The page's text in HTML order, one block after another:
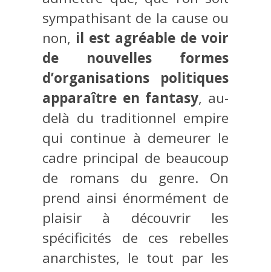
sympathisant de la cause ou
non, il est agréable de voir
de nouvelles formes
d’organisations politiques
apparaître en fantasy, au-
delà du traditionnel empire
qui continue à demeurer le
cadre principal de beaucoup
de romans du genre. On
prend ainsi énormément de
plaisir à découvrir les
spécificités de ces rebelles
anarchistes, le tout par les